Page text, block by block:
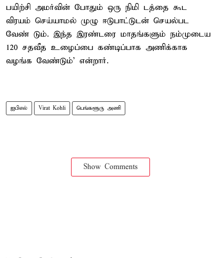
பயிற்சி அமர்வின் போதும் ஒரு நிமி டத்தை கூட
விரயம் செய்யாமல் முழு ஈடுபாட்டுடன் செயல்பட
வேண் டும். இந்த இரண்டரை மாதங்களும் நம்முடைய
120 சதவீத உழைப்பை கண்டிப்பாக அணிக்காக
வழங்க வேண்டும்' என்றார்.
ஐபிஎல் Virat Kohli பெங்களூரு அணி
Show Comments